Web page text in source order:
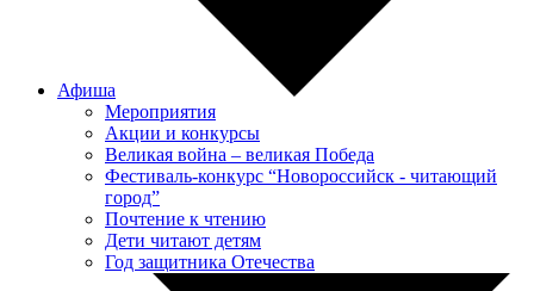
Афиша
Мероприятия
Акции и конкурсы
Великая война – великая Победа
Фестиваль-конкурс “Новороссийск - читающий
город”
Почтение к чтению
Дети читают детям
Год защитника Отечества